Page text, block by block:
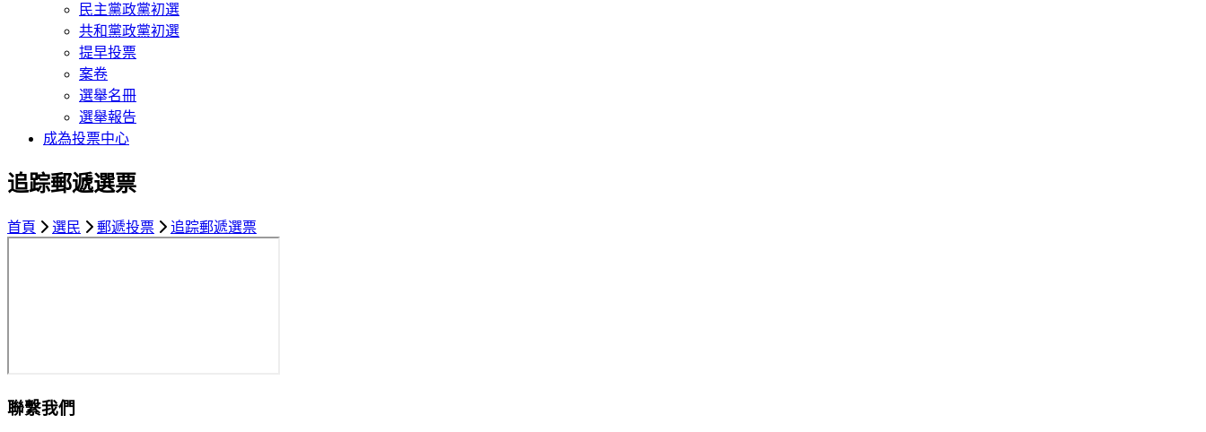
民主黨政黨初選
共和黨政黨初選
提早投票
案卷
選舉名冊
選舉報告
成為投票中心
追踪郵遞選票
首頁 選民 郵遞投票 追踪郵遞選票
聯繫我們